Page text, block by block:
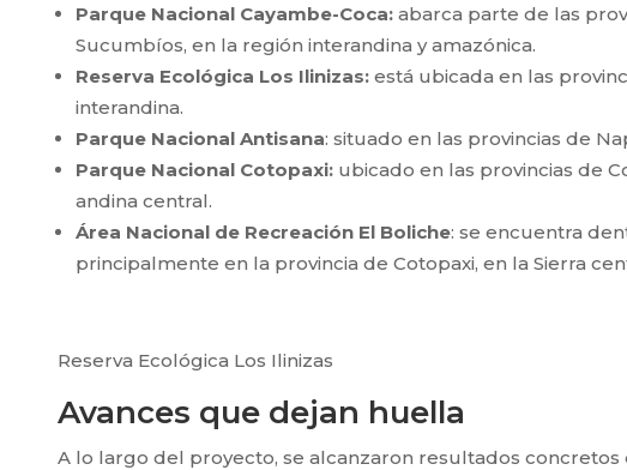
Parque Nacional Cayambe-Coca:abarca parte de las
Sucumbíos, en la región interandina y amazónica.
Reserva Ecológica Los Ilinizas:está ubicada en las
interandina.
Parque Nacional Antisana: situado en las provincias de
Parque Nacional Cotopaxi:ubicado en las provincias de
andina central.
Área Nacional de Recreación El Boliche: se encuentra
principalmente en la provincia de Cotopaxi, en la Sierra
Reserva Ecológica Los Ilinizas
Avances que dejan huella
A lo largo del proyecto, se alcanzaron resultados